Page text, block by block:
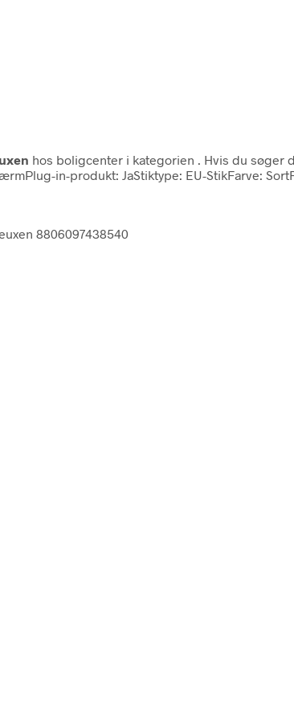
hos boligcenter i kategorien
. Hvis du
in-produkt: JaStiktype: EU-StikFarve:
8806097438540